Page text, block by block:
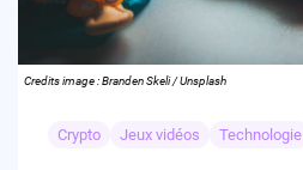
Credits image : Branden Skeli / Unsplash
Crypto Jeux vidéos Technologie